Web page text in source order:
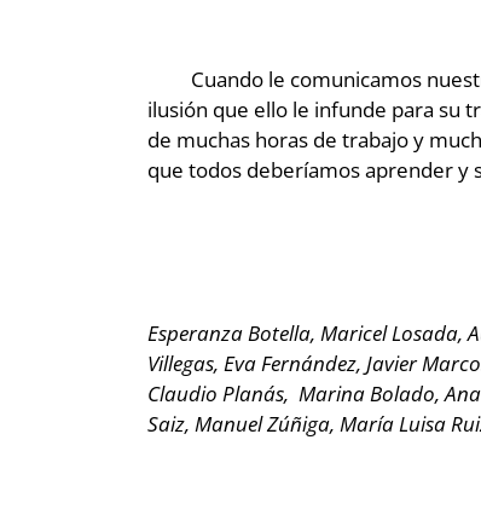
Cuando le comunicamos
ilusión que ello le infunde para su
de muchas horas de trabajo y
que todos deberíamos aprender y
Esperanza Botella, Maricel Losada,
Villegas, Eva Fernández, Javier
Claudio Planás, Marina Bolado,
Saiz, Manuel Zúñiga, María Luisa